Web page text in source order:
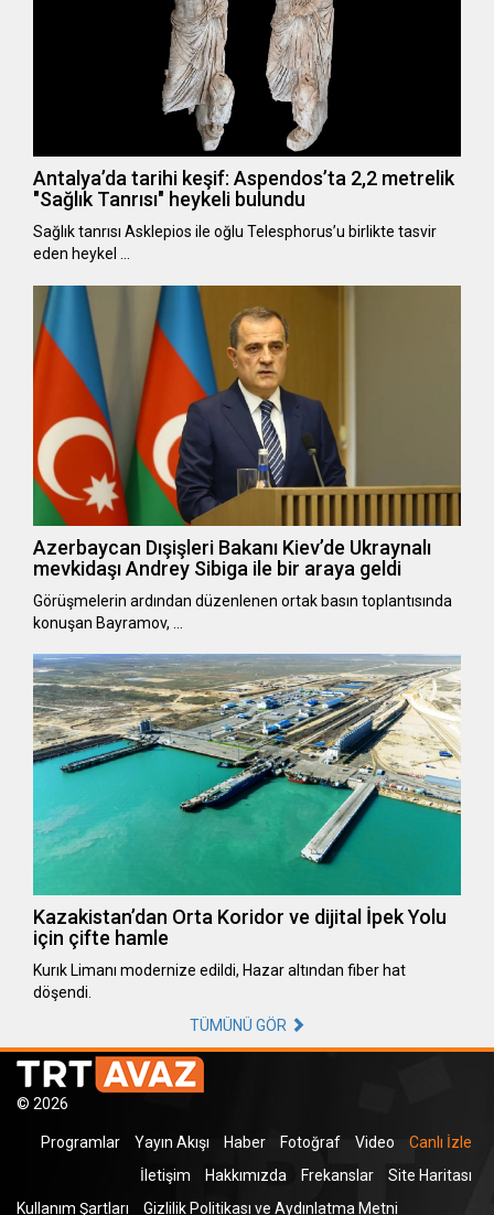
Antalya’da tarihi keşif: Aspendos’ta 2,2 metrelik
"Sağlık Tanrısı" heykeli bulundu
Sağlık tanrısı Asklepios ile oğlu Telesphorus’u birlikte tasvir
eden heykel …
Azerbaycan Dışişleri Bakanı Kiev’de Ukraynalı
mevkidaşı Andrey Sibiga ile bir araya geldi
Görüşmelerin ardından düzenlenen ortak basın toplantısında
konuşan Bayramov, …
Kazakistan’dan Orta Koridor ve dijital İpek Yolu
için çifte hamle
Kurık Limanı modernize edildi, Hazar altından fiber hat
döşendi.
TÜMÜNÜ GÖR
© 2026
Programlar Yayın Akışı Haber Fotoğraf Video
Canlı İzle
İletişim
Hakkımızda Frekanslar
Site Haritası
Kullanım Şartları
Gizlilik Politikası ve Aydınlatma Metni